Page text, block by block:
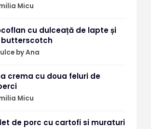
Micu
cu dulceață de lapte și
butterscotch
by Ana
crema cu doua feluri de
Micu
de porc cu cartofi si muraturi